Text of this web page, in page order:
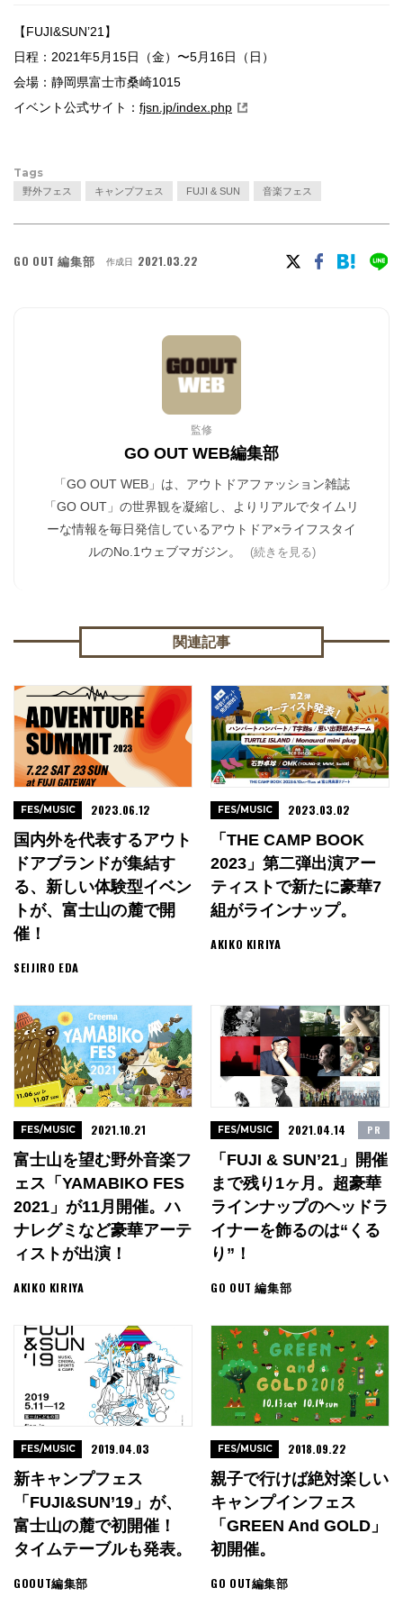
【FUJI&SUN’21】
日程：2021年5月15日（金）〜5月16日（日）
会場：静岡県富士市桑崎1015
イベント公式サイト： fjsn.jp/index.php
Tags
野外フェス キャンプフェス FUJI & SUN 音楽フェス
GO OUT 編集部 作成日 2021.03.22
監修
GO OUT WEB編集部
「GO OUT WEB」は、アウトドアファッション雑誌
「GO OUT」の世界観を凝縮し、よりリアルでタイムリ
ーな情報を毎日発信しているアウトドア×ライフスタイ
ルのNo.1ウェブマガジン。
(続きを見る)
関連記事
国内外を代表するアウト
ドアブランドが集結す
る、新しい体験型イベン
トが、富士山の麓で開
催！
SEIJIRO EDA
FES/MUSIC 2023.06.12
「THE CAMP BOOK
2023」第二弾出演アー
ティストで新たに豪華7
組がラインナップ。
AKIKO KIRIYA
FES/MUSIC 2023.03.02
富士山を望む野外音楽フ
ェス「YAMABIKO FES
2021」が11月開催。ハ
ナレグミなど豪華アーテ
ィストが出演！
AKIKO KIRIYA
FES/MUSIC 2021.10.21
「FUJI & SUN’21」開催
まで残り1ヶ月。超豪華
ラインナップのヘッドラ
イナーを飾るのは“くる
り”！
GO OUT 編集部
FES/MUSIC 2021.04.14 PR
新キャンプフェス
「FUJI&SUN’19」が、
富士山の麓で初開催！
タイムテーブルも発表。
GOOUT編集部
FES/MUSIC 2019.04.03
親子で行けば絶対楽しい
キャンプインフェス
「GREEN And GOLD」
初開催。
GO OUT編集部
FES/MUSIC 2018.09.22